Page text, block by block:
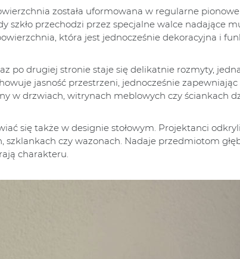
została uformowana w regularne
szkło przechodzi przez specjalne walce nadające
która jest jednocześnie dekoracyjna i
po drugiej stronie staje się delikatnie rozmyty,
jasność przestrzeni, jednocześnie
w drzwiach, witrynach meblowych czy ściankach
się także w designie stołowym. Projektanci
czy wazonach. Nadaje przedmiotom
charakteru.